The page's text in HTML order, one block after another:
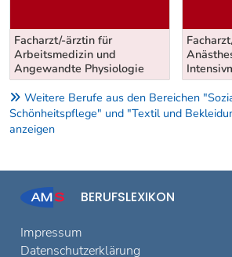
Facharzt/-ärztin für
Arbeitsmedizin und
Angewandte Physiologie
Weitere Berufe aus den Bereichen
Schönheitspflege" und "Textil und
anzeigen
BERUFSLEXIKON
Impressum
Datenschutzerklärung